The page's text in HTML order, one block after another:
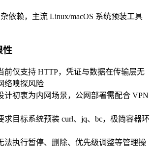
依赖，主流 Linux/macOS 系统预装工具
性
前仅支持 HTTP，凭证与数据在传输层无
络嗅探风险
计初衷为内网场景，公网部署需配合 VPN
求目标系统预装 curl、jq、bc，极简容器环
法执行暂停、删除、优先级调整等管理操